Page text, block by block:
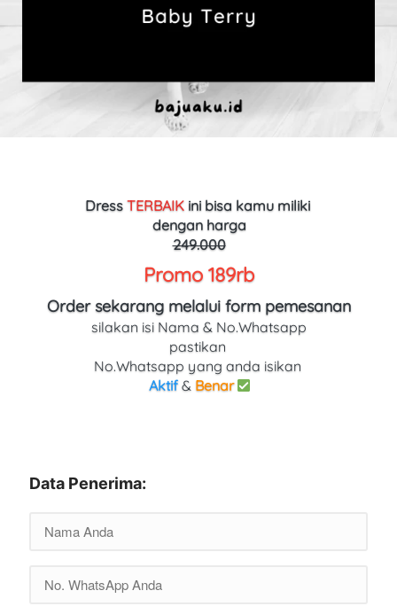
Dress TERBAIK ini bisa kamu miliki
dengan harga
249.000
Promo 189rb
Order sekarang melalui form pemesanan
silakan isi Nama & No.Whatsapp
pastikan
No.Whatsapp yang anda isikan
Aktif & Benar
Data Penerima: